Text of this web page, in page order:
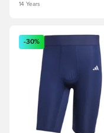
14 Years
Megnyit egy modált
-30%